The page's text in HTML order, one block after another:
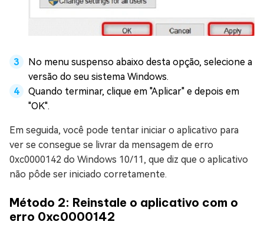
No menu suspenso abaixo desta opção, selecione a
versão do seu sistema Windows.
Quando terminar, clique em "Aplicar" e depois em
"OK".
Em seguida, você pode tentar iniciar o aplicativo para
ver se consegue se livrar da mensagem de erro
0xc0000142 do Windows 10/11, que diz que o aplicativo
não pôde ser iniciado corretamente.
Método 2: Reinstale o aplicativo com o
erro 0xc0000142